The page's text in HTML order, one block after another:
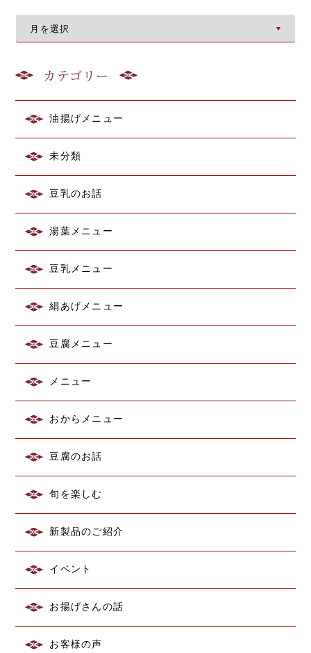
カテゴリー
油揚げメニュー
未分類
豆乳のお話
湯葉メニュー
豆乳メニュー
絹あげメニュー
豆腐メニュー
メニュー
おからメニュー
豆腐のお話
旬を楽しむ
新製品のご紹介
イベント
お揚げさんの話
お客様の声